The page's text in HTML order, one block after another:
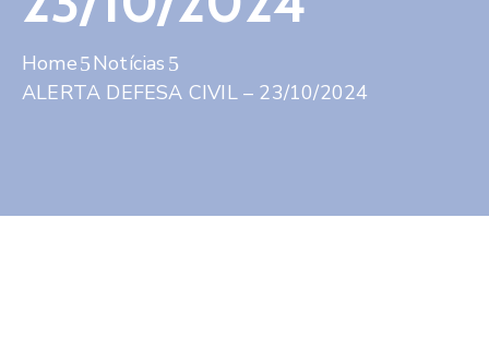
Home
Notícias
ALERTA DEFESA CIVIL – 23/10/2024